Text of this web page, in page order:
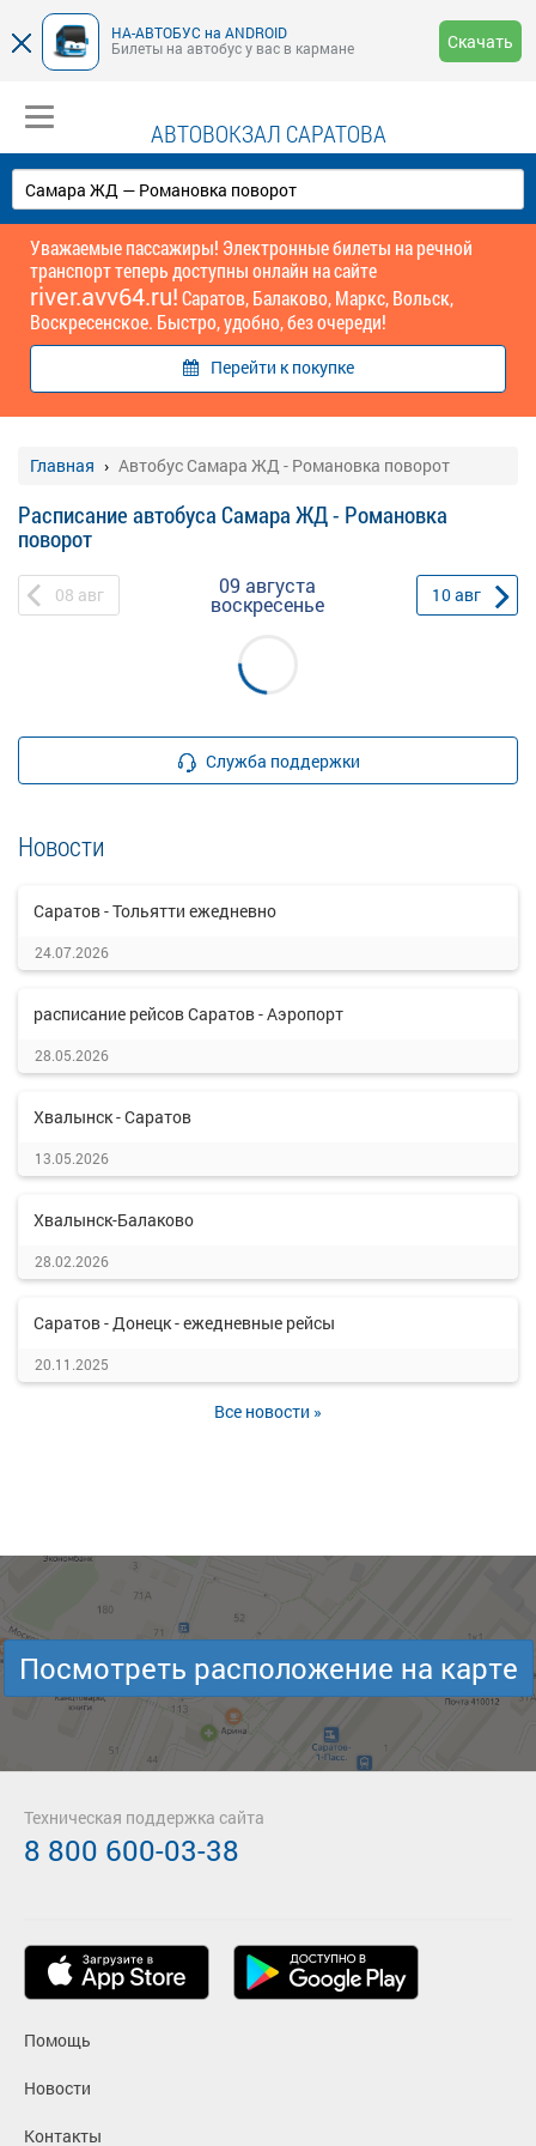
НА-АВТОБУС на ANDROID
Билеты на автобус у вас в кармане
Скачать
АВТОВОКЗАЛ САРАТОВА
Уважаемые пассажиры! Электронные билеты на речной
транспорт теперь доступны онлайн на сайте
river.avv64.ru!Саратов, Балаково, Маркс, Вольск,
Воскресенское. Быстро, удобно, без очереди!
Перейти к покупке
Главная Автобус Самара ЖД - Романовка поворот
Расписание автобуса Самара ЖД - Романовка
поворот
08 авг 09 августа
воскресенье 10авг
Служба поддержки
Новости
Саратов - Тольятти ежедневно
24.07.2026
расписание рейсов Саратов - Аэропорт
28.05.2026
Хвалынск - Саратов
13.05.2026
Хвалынск-Балаково
28.02.2026
Саратов - Донецк - ежедневные рейсы
20.11.2025
Все новости »
Посмотреть расположение на карте
Помощь
Новости
Контакты
Техническая поддержка сайта
8 800 600-03-38